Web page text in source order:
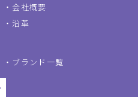
会社概要
沿革
ブランド一覧